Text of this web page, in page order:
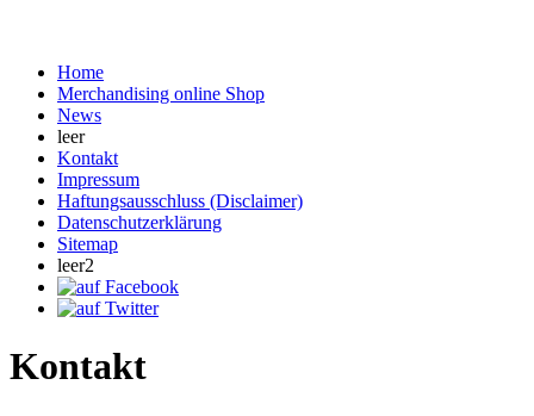
Home
Merchandising online Shop
News
leer
Kontakt
Impressum
Haftungsausschluss (Disclaimer)
Datenschutzerklärung
Sitemap
leer2
Kontakt